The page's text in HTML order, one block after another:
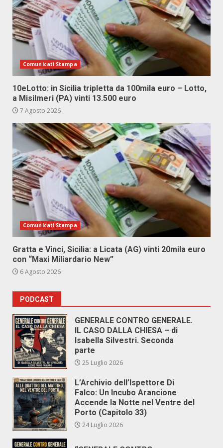
Comunicati Stampa
10eLotto: in Sicilia tripletta da 100mila euro – Lotto,
a Misilmeri (PA) vinti 13.500 euro
7 Agosto 2026
Comunicati Stampa
Gratta e Vinci, Sicilia: a Licata (AG) vinti 20mila euro
con “Maxi Miliardario New”
6 Agosto 2026
PODCAST
GENERALE CONTRO GENERALE.
IL CASO DALLA CHIESA – di
Isabella Silvestri. Seconda
parte
25 Luglio 2026
L’Archivio dell’Ispettore Di
Falco: Un Incubo Arancione
Accende la Notte nel Ventre del
Porto (Capitolo 33)
24 Luglio 2026